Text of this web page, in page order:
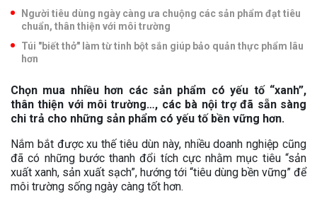
Người tiêu dùng ngày càng ưa chuộng các sản phẩm đạt tiêu
chuẩn, thân thiện với môi trường
Túi "biết thở" làm từ tinh bột sắn giúp bảo quản thực phẩm lâu
hơn
Chọn mua nhiều hơn các sản phẩm có yếu tố “xanh”,
thân thiện với môi trường…, các bà nội trợ đã sẵn sàng
chi trả cho những sản phẩm có yếu tố bền vững hơn.
Nắm bắt được xu thế tiêu dùn này, nhiều doanh nghiệp cũng
đã có những bước thanh đổi tích cực nhằm mục tiêu “sản
xuất xanh, sản xuất sạch”, hướng tới “tiêu dùng bền vững” để
môi trường sống ngày càng tốt hơn.